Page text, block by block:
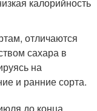
отличаются
сахара в
на
и ранние сорта.